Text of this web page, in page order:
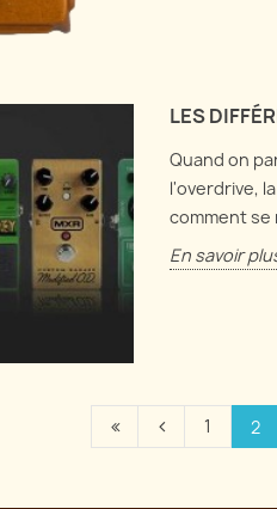
LES
Quand on
l'overdrive,
comment se
En savoir
1 2